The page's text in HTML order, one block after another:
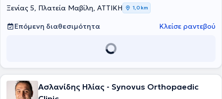
Αθλητίατρος στο Ποδοσφαιρικό Τμήμα της ΠΑΕ Πανιωνίου. Αξίζει να
αναφερθεί πως σήμερα, εκτός από την δραστηριοποίησή του ως
ιδιώτης ιατρός, διατελεί Διευθυντής Ορθοπαιδικός Χειρουργός,
Ανακατασκευής Αρθρώσεων Ελάχιστης Επεμβατικότητας και
του αντιμετωπίζει πληθώρα περιστατικών με γνώμονα την
επιστήμης του.
Ξενίας 5, Πλατεία Μαβίλη, ΑΤΤΙΚΗ 1,0 km
Επόμενη διαθεσιμότητα Κλείσε ραντεβού
Ασλανίδης Ηλίας - Synovus Orthopaedic